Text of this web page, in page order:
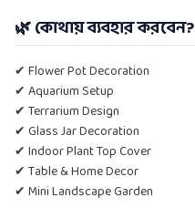
🌿 কোথায় ব্যবহার করবেন?
✔ Flower Pot Decoration
✔ Aquarium Setup
✔ Terrarium Design
✔ Glass Jar Decoration
✔ Indoor Plant Top Cover
✔ Table & Home Decor
✔ Mini Landscape Garden